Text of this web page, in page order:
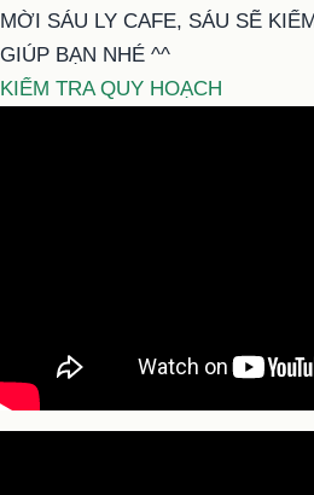
MỜI SÁU LY CAFE, SÁU SẼ
GIÚP BẠN NHÉ ^^
KIỂM TRA QUY HOẠCH